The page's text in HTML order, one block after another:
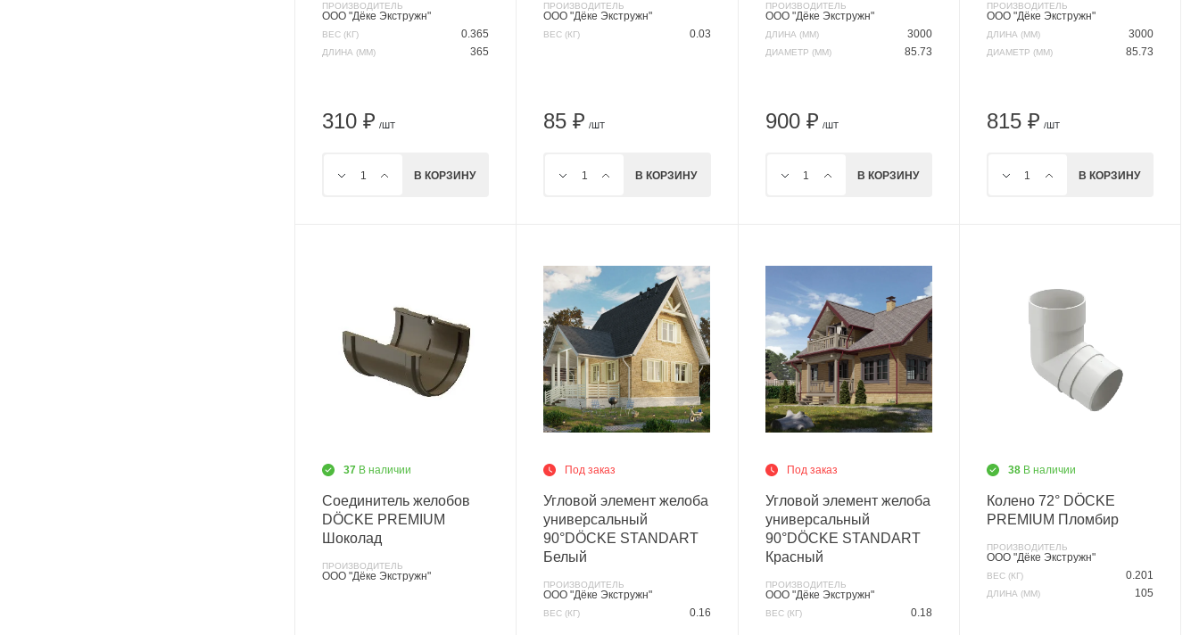
ПРОИЗВОДИТЕЛЬ
ООО "Дёке Экстружн"
ВЕС (КГ) 0.365
ДЛИНА (ММ) 365
310 ₽ /ШТ
В КОРЗИНУ
ПРОИЗВОДИТЕЛЬ
ООО "Дёке Экстружн"
ВЕС (КГ) 0.03
85 ₽ /ШТ
В КОРЗИНУ
ПРОИЗВОДИТЕЛЬ
ООО "Дёке Экстружн"
ДЛИНА (ММ) 3000
ДИАМЕТР (ММ) 85.73
900 ₽ /ШТ
В КОРЗИНУ
ПРОИЗВОДИТЕЛЬ
ООО "Дёке Экстружн"
ДЛИНА (ММ) 3000
ДИАМЕТР (ММ) 85.73
815 ₽ /ШТ
В КОРЗИНУ
37 В наличии
Соединитель желобов
DÖCKE PREMIUM
Шоколад
ПРОИЗВОДИТЕЛЬ
ООО "Дёке Экстружн"
Под заказ
Угловой элемент желоба
универсальный
90°DÖCKE STANDART
Белый
ПРОИЗВОДИТЕЛЬ
ООО "Дёке Экстружн"
ВЕС (КГ) 0.16
Под заказ
Угловой элемент желоба
универсальный
90°DÖCKE STANDART
Красный
ПРОИЗВОДИТЕЛЬ
ООО "Дёке Экстружн"
ВЕС (КГ) 0.18
38 В наличии
Колено 72° DÖCKE
PREMIUM Пломбир
ПРОИЗВОДИТЕЛЬ
ООО "Дёке Экстружн"
ВЕС (КГ) 0.201
ДЛИНА (ММ) 105